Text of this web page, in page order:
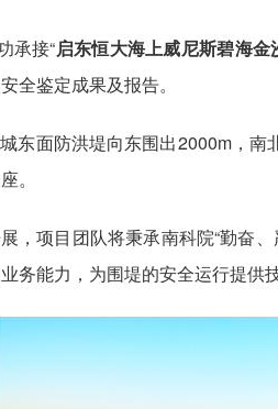
承接“启东恒大海上威尼斯碧海
全鉴定成果及报告。
东面防洪堤向东围出2000m，
。
，项目团队将秉承南科院“勤奋
务能力，为围堤的安全运行提供技